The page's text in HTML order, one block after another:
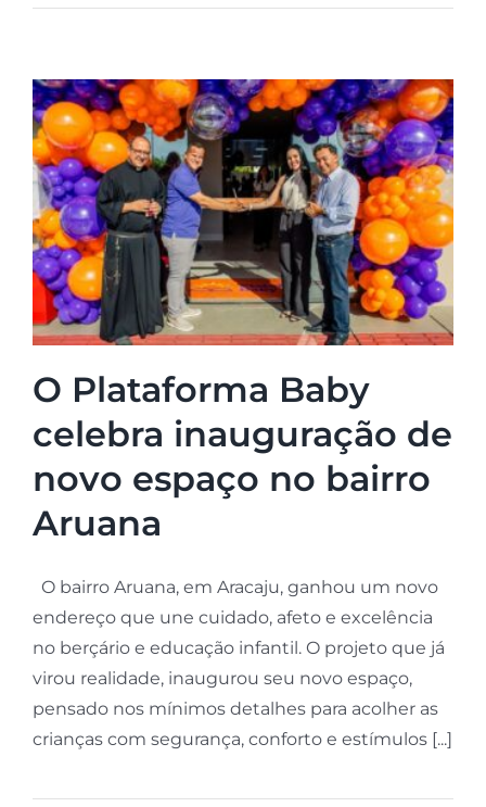
O Plataforma Baby
celebra inauguração de
novo espaço no bairro
Aruana
O bairro Aruana, em Aracaju, ganhou um novo
endereço que une cuidado, afeto e excelência
no berçário e educação infantil. O projeto que já
virou realidade, inaugurou seu novo espaço,
pensado nos mínimos detalhes para acolher as
crianças com segurança, conforto e estímulos [...]